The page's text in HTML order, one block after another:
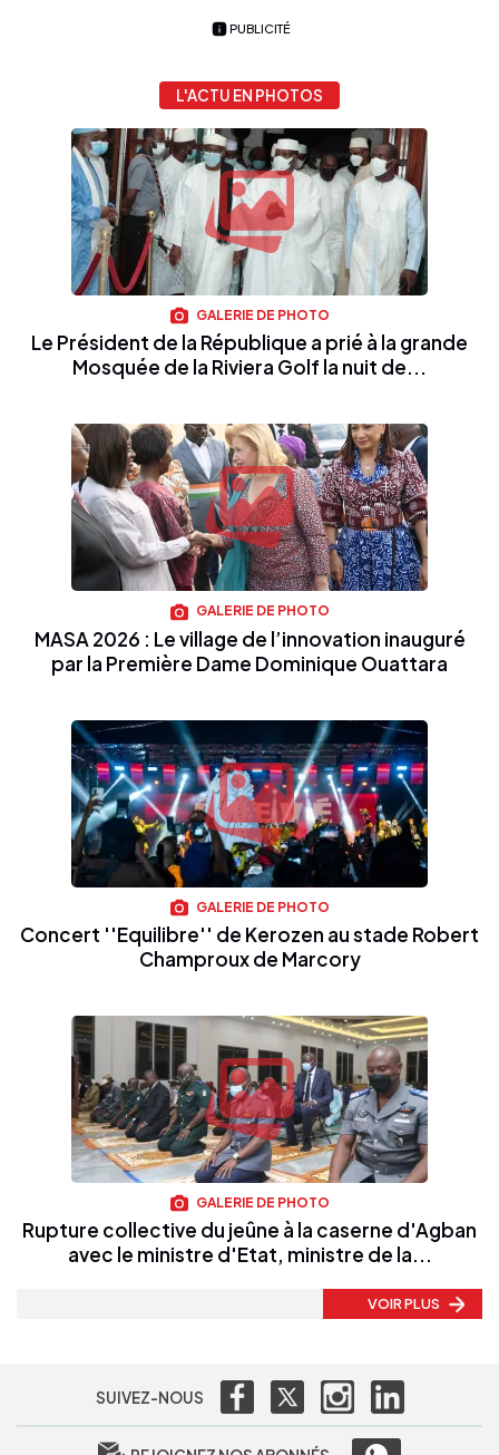
PUBLICITÉ
L'ACTU EN PHOTOS
GALERIE DE PHOTO
Le Président de la République a prié à la grande
Mosquée de la Riviera Golf la nuit de...
GALERIE DE PHOTO
MASA 2026 : Le village de l’innovation inauguré
par la Première Dame Dominique Ouattara
GALERIE DE PHOTO
Concert ''Equilibre'' de Kerozen au stade Robert
Champroux de Marcory
GALERIE DE PHOTO
Rupture collective du jeûne à la caserne d'Agban
avec le ministre d'Etat, ministre de la...
VOIR PLUS
SUIVEZ-NOUS